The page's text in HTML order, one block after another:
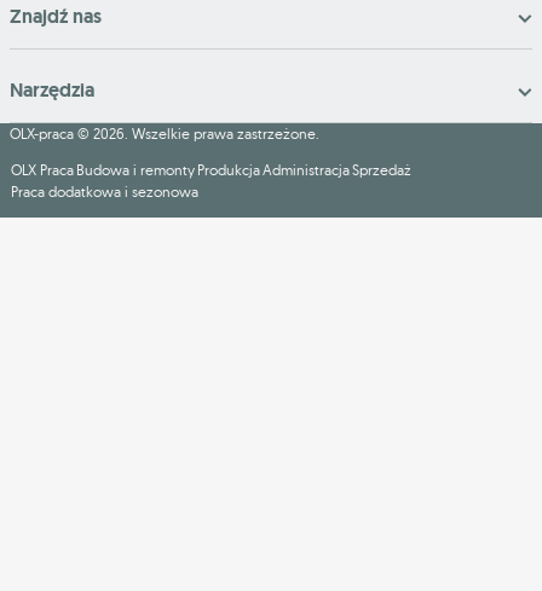
Znajdź nas
Narzędzia
OLX-praca © 2026. Wszelkie prawa zastrzeżone.
OLX Praca Budowa i remonty ProdukcjaAdministracjaSprzedaż
Praca dodatkowa i sezonowa